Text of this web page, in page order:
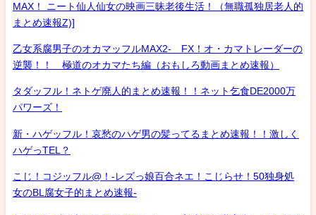
MAX！ ニート仙人仙女の映画三昧老後生活！（無職孤独居老人的
まとめ速報Z)]
乙女系腐男子のオカマッフルMAX2- FX！オ・カマトレーダーの
逆襲！！ 極道のオカマたち編（おもしろ動画まとめ速報）
タダッフル！ネトゲ廃人的まとめ速報！！ネット乞食DE2000万
パワーズ！
新・ハゲッフル！哀愁のハゲ男の髪ってるまとめ速報！！激しく
ハゲっTEL？
こじ！コジッフル@！-レズっ娘百合ネエ！こじらせ！50独身処
女のBL腐女子的まとめ速報-